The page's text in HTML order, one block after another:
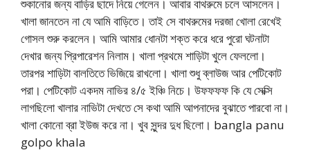
শুকানোর জন্য বাড়ির ছাদে নিয়ে গেলেন। আবার বাথরুমে চলে আসলেন।
খালা জানতেন না যে আমি বাড়িতে। তাই সে বাথরুমের দরজা খোলা রেখেই
গোসল শুরু করলেন। আমি আমার ধোনটা শক্ত করে ধরে পুরো ঘটনাটা
দেখার জন্য প্রিপারেশন নিলাম। খালা প্রথমে শাড়িটা খুলে ফেললো।
তারপর শাড়িটা বালতিতে ভিজিয়ে রাখলো। খালা শুধু ব্লাউজ আর পেটিকোট
পরা। পেটিকোট একদম নাভির ৪/৫ ইঞ্চি নিচে। উফফফফ কি যে সেক্সি
লাগছিলো খালার নাভিটা দেখতে সে কথা আমি আপনাদের বুঝাতে পারবো না।
খালা কোনো ব্রা ইউজ করে না। খুব সুন্দর দুধ ছিলো। bangla panu
golpo khala